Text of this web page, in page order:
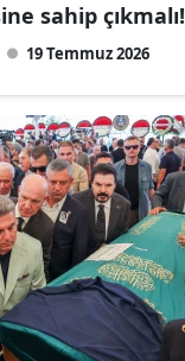
sahip çıkmalı!
19 Temmuz 2026